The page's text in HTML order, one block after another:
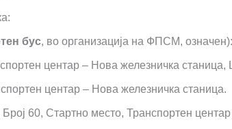
:
бус, во организација на ФПСМ, означен):
центар – Нова железничка
центар – Нова железничка станица.
60, Стартно место, Транспортен